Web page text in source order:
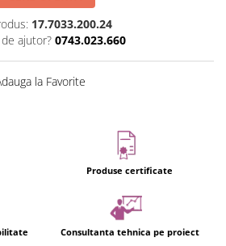
manuale
17.7033.200.24
ajutor? 0743.023.660
la Favorite
Produse certificate
Consultanta tehnica pe proiect